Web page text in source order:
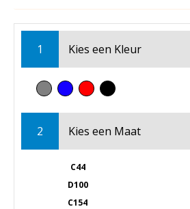
1 Kies een Kleur
2 Kies een Maat
C44
D100
C154